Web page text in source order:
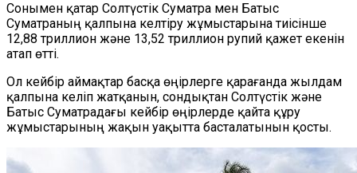
Сонымен қатар Солтүстік Суматра мен Батыс
Суматраның қалпына келтіру жұмыстарына тиісінше
12,88 триллион және 13,52 триллион рупий қажет екенін
атап өтті.
Ол кейбір аймақтар басқа өңірлерге қарағанда жылдам
қалпына келіп жатқанын, сондықтан Солтүстік және
Батыс Суматрадағы кейбір өңірлерде қайта құру
жұмыстарының жақын уақытта басталатынын қосты.